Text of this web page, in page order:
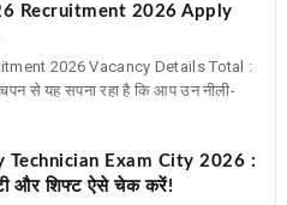
Recruitment 2026 Apply
2026 Vacancy Details Total :
से यह सपना रहा है कि आप उन नीली-
Technician Exam City 2026 :
और शिफ्ट ऐसे चेक करें!